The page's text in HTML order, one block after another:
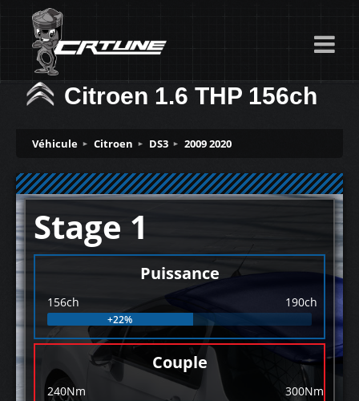
Citroen 1.6 THP 156ch
Véhicule Citroen DS3 2009 2020
Stage 1
Puissance
156ch 190ch
+22%
Couple
240Nm 300Nm